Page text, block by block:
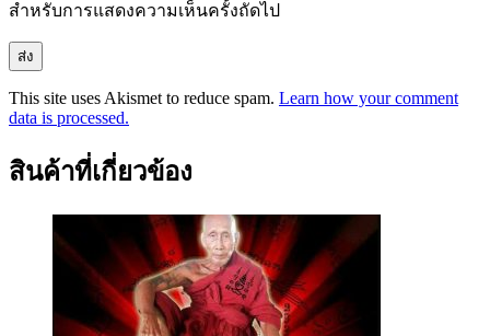
สำหรับการแสดงความเห็นครั้งถัดไป
This site uses Akismet to reduce spam. Learn how your comment
data is processed.
สินค้าที่เกี่ยวข้อง